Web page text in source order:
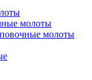
молоты
молоты